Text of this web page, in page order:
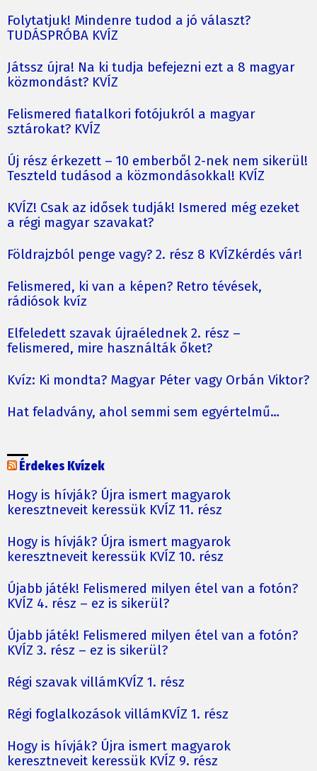
Folytatjuk! Mindenre tudod a jó választ?
TUDÁSPRÓBA KVÍZ
Játssz újra! Na ki tudja befejezni ezt a 8 magyar
közmondást? KVÍZ
Felismered fiatalkori fotójukról a magyar
sztárokat? KVÍZ
Új rész érkezett – 10 emberből 2-nek nem sikerül!
Teszteld tudásod a közmondásokkal! KVÍZ
KVÍZ! Csak az idősek tudják! Ismered még ezeket
a régi magyar szavakat?
Földrajzból penge vagy? 2. rész 8 KVÍZkérdés vár!
Felismered, ki van a képen? Retro tévések,
rádiósok kvíz
Elfeledett szavak újraélednek 2. rész –
felismered, mire használták őket?
Kvíz: Ki mondta? Magyar Péter vagy Orbán Viktor?
Hat feladvány, ahol semmi sem egyértelmű…
Érdekes Kvízek
Hogy is hívják? Újra ismert magyarok
keresztneveit keressük KVÍZ 11. rész
Hogy is hívják? Újra ismert magyarok
keresztneveit keressük KVÍZ 10. rész
Újabb játék! Felismered milyen étel van a fotón?
KVÍZ 4. rész – ez is sikerül?
Újabb játék! Felismered milyen étel van a fotón?
KVÍZ 3. rész – ez is sikerül?
Régi szavak villámKVÍZ 1. rész
Régi foglalkozások villámKVÍZ 1. rész
Hogy is hívják? Újra ismert magyarok
keresztneveit keressük KVÍZ 9. rész